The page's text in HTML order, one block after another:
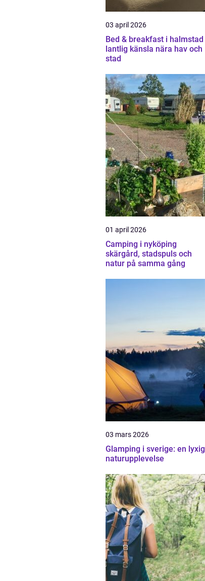
03 april 2026
Bed & breakfast i halmstad
lantlig känsla nära hav och
stad
01 april 2026
Camping i nyköping
skärgård, stadspuls och
natur på samma gång
03 mars 2026
Glamping i sverige: en lyxig
naturupplevelse